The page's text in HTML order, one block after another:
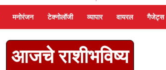
मनोरंजन टेक्नोलॉजी व्यापार वायरल गैजेट्स
आजचे राशीभविष्य